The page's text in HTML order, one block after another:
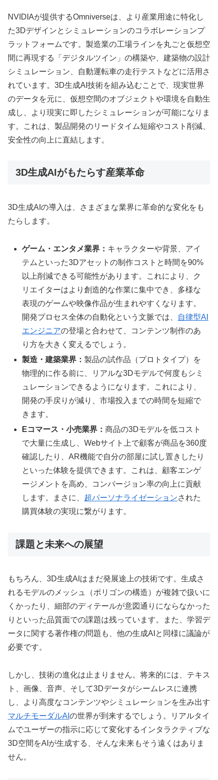
NVIDIAが提供するOmniverseは、より産業用途に特化し
た3Dデザインとシミュレーションのコラボレーションプ
ラットフォームです。製造業の工場ラインを丸ごと仮想空
間に再現する「デジタルツイン」の構築や、建築物の設計
シミュレーション、自動運転車の走行テストなどに活用さ
れています。3D生成AI技術を組み込むことで、現実世界
のデータを元に、仮想空間のオブジェクトや環境を自動生
成し、より現実に即したシミュレーションが可能になりま
す。これは、製品開発のリードタイム短縮やコスト削減、
安全性の向上に直結します。
3D生成AIがもたらす産業革命
3D生成AIの導入は、さまざまな業界に革命的な変化をも
たらします。
ゲーム・エンタメ業界： キャラクターや背景、アイ
テムといった3Dアセットの制作コストと時間を90%
以上削減できる可能性があります。これにより、ク
リエイターはより創造的な作業に集中でき、多様な
表現のゲームや映像作品が生まれやすくなります。
開発プロセス全体の自動化という文脈では、
自律型AI
エンジニアの登場と合わせて、コンテンツ制作のあ
り方を大きく変えるでしょう。
製造・建築業界：製品の試作品（プロトタイプ）を
物理的に作る前に、リアルな3Dモデルで何度もシミ
ュレーションできるようになります。これにより、
開発の手戻りが減り、市場投入までの時間を短縮で
きます。
Eコマース・小売業界：商品の3Dモデルを低コスト
で大量に生成し、Webサイト上で顧客が商品を360度
確認したり、AR機能で自分の部屋に試し置きしたり
といった体験を提供できます。これは、顧客エンゲ
ージメントを高め、コンバージョン率の向上に貢献
します。まさに、 超パーソナライゼーションされた
購買体験の実現に繋がります。
課題と未来への展望
もちろん、3D生成AIはまだ発展途上の技術です。生成さ
れるモデルのメッシュ（ポリゴンの構造）が複雑で扱いに
くかったり、細部のディテールが意図通りにならなかった
りといった品質面での課題は残っています。また、学習デ
ータに関する著作権の問題も、他の生成AIと同様に議論が
必要です。
しかし、技術の進化は止まりません。将来的には、テキス
ト、画像、音声、そして3Dデータがシームレスに連携
し、より高度なコンテンツやシミュレーションを生み出す
マルチモーダルAI の世界が到来するでしょう。リアルタイ
ムでユーザーの指示に応じて変化するインタラクティブな
3D空間をAIが生成する、そんな未来もそう遠くはありま
せん。